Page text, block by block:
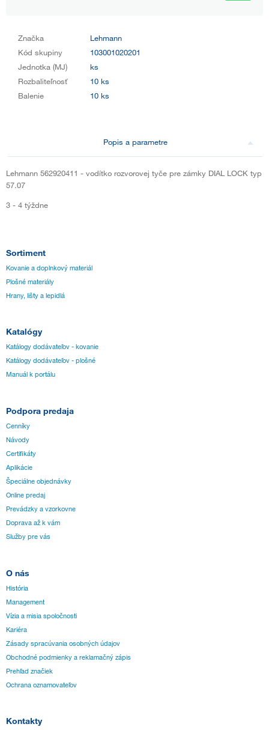
Značka
Lehmann
Kód skupiny
103001020201
Jednotka (MJ)
ks
Rozbaliteľnosť
10 ks
Balenie
10 ks
Popis a parametre
Lehmann 562920411 - vodítko rozvorovej tyče pre zámky DIAL LOCK typ
57.07
3 - 4 týždne
Sortiment
Kovanie a doplnkový materiál
Plošné materiály
Hrany, lišty a lepidlá
Katalógy
Katálogy dodávateľov - kovanie
Katálogy dodávateľov - plošné
Manuál k portálu
Podpora predaja
Cenníky
Návody
Certifikáty
Aplikácie
Špeciálne objednávky
Online predaj
Prevádzky a vzorkovne
Doprava až k vám
Služby pre vás
O nás
História
Management
Vízia a misia spoločnosti
Kariéra
Zásady spracúvania osobných údajov
Obchodné podmienky a reklamačný zápis
Prehľad značiek
Ochrana oznamovateľov
Kontakty